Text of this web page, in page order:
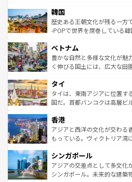
ワイを、存分に味わってほしい。 なお、新着のハワイ
はコンテンツ一覧を参照して
いる。アクティビティも充実
ビング、ハイキングなど、ア
い。オーストラリアの多彩な
参照してほしい。
ン）、静ひつな山岳地帯であ
と山間の静けさが共存してお
驚きをもたらしてくれる。ま
容にもいいと評判のスイーツ
が味わえる。 なお、新着
照してほしい。
韓国
歴史ある王朝文化が残る一方
-POPで世界を席巻している
き、地方に足を延ばせば四季
できる。そして、キムチや焼
まで、さまざまな韓国料理が
リティに包まれながら、韓国
わってみてほし
覧を参照してほしい。
ベトナム
豊かな自然と多様な文化が魅
く伸びる国土には、広大な田
急速な発展と共に伝統が息づ
ーチミン市のフランス統治時
醸し出している。また、バラ
とつ。フォーやバインミー、
ひ現地で味わいたい。どの地
が旅行者を迎えてくれるので
参照してほしい。
タイ
タイは、東南アジアに位置す
国だ。首都バンコクは高層ビ
の活気が交差している。北部
帯で自然と触れ合い、南部で
いビーチでリゾート気分を楽
激する。気候は一年中温暖で
が待っている。親しみやすい
た文化、そして多様な観光資
香港
アジアと西洋の文化が交わる
もっている。ヴィクトリア湾
み、どこを訪れても感動する
ており、効率よく見どころを
うな絶景から文化的な体験ま
シンガポール
アジアの交差点として多文化
シンガポール。未来的な建築